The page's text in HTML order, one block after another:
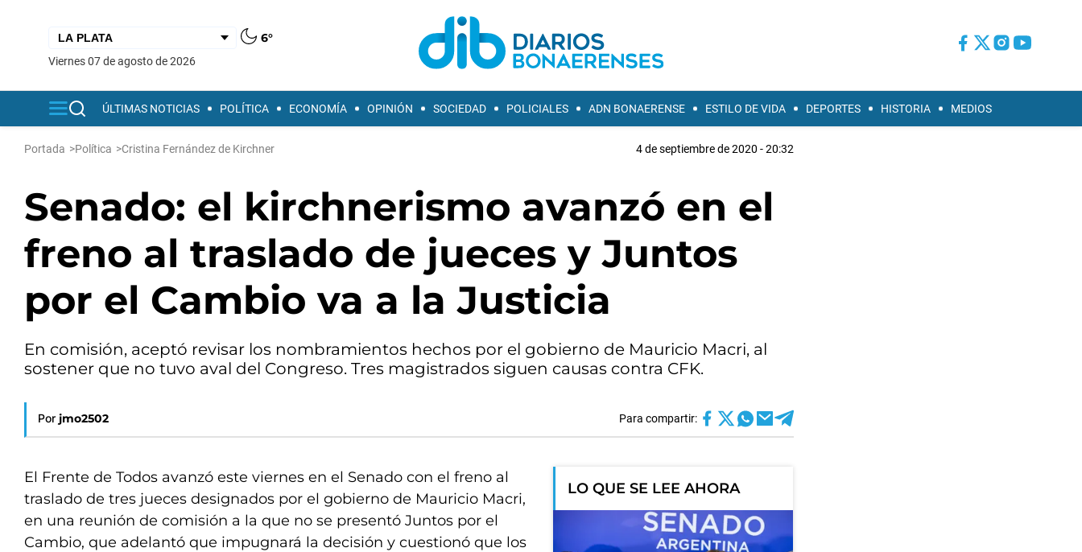
6°
viernes 07 de agosto de 2026
ÚLTIMAS NOTICIAS POLÍTICA ECONOMÍA OPINIÓN SOCIEDAD POLICIALES ADN BONAERENSE ESTILO DE VIDA DEPORTES HISTORIA MEDIOS
Portada >Política >Cristina Fernández de Kirchner 4 de septiembre de 2020 - 20:32
Senado: el kirchnerismo avanzó en el
freno al traslado de jueces y Juntos
por el Cambio va a la Justicia
En comisión, aceptó revisar los nombramientos hechos por el gobierno de Mauricio Macri, al
sostener que no tuvo aval del Congreso. Tres magistrados siguen causas contra CFK.
Por jmo2502 Para compartir:
El Frente de Todos avanzó este viernes en el Senado con el freno al
traslado de tres jueces designados por el gobierno de Mauricio Macri,
en una reunión de comisión a la que no se presentó Juntos por el
Cambio, que adelantó que impugnará la decisión y cuestionó que los
LO QUE SE LEE AHORA